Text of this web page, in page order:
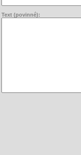
Text (povinné):